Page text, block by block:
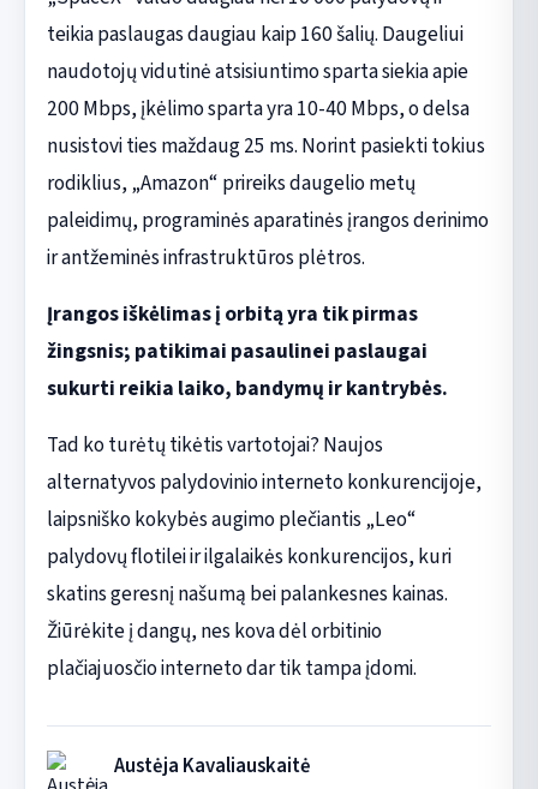
teikia paslaugas daugiau kaip 160 šalių. Daugeliui
naudotojų vidutinė atsisiuntimo sparta siekia apie
200 Mbps, įkėlimo sparta yra 10-40 Mbps, o delsa
nusistovi ties maždaug 25 ms. Norint pasiekti tokius
rodiklius, „Amazon“ prireiks daugelio metų
paleidimų, programinės aparatinės įrangos derinimo
ir antžeminės infrastruktūros plėtros.
Įrangos iškėlimas į orbitą yra tik pirmas
žingsnis; patikimai pasaulinei paslaugai
sukurti reikia laiko, bandymų ir kantrybės.
Tad ko turėtų tikėtis vartotojai? Naujos
alternatyvos palydovinio interneto konkurencijoje,
laipsniško kokybės augimo plečiantis „Leo“
palydovų flotilei ir ilgalaikės konkurencijos, kuri
skatins geresnį našumą bei palankesnes kainas.
Žiūrėkite į dangų, nes kova dėl orbitinio
plačiajuosčio interneto dar tik tampa įdomi.
Austėja Kavaliauskaitė